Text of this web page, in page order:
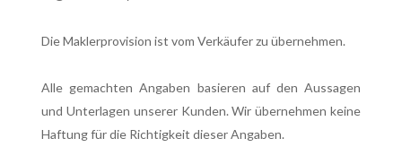
Die Maklerprovision ist vom Verkäufer zu übernehmen.
Alle gemachten Angaben basieren auf den Aussagen
und Unterlagen unserer Kunden. Wir übernehmen keine
Haftung für die Richtigkeit dieser Angaben.